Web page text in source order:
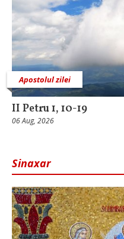
Apostolul zilei
II Petru 1, 10-19
06 Aug, 2026
Sinaxar